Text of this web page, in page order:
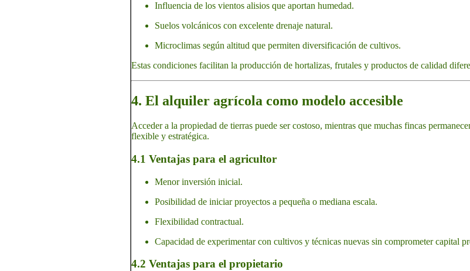
Influencia de los vientos alisios que aportan humedad.
Suelos volcánicos con excelente drenaje natural.
Microclimas según altitud que permiten diversificación de cultivos.
Estas condiciones facilitan la producción de hortalizas, frutales y productos de calidad
4. El alquiler agrícola como modelo accesible
Acceder a la propiedad de tierras puede ser costoso, mientras que muchas fincas
flexible y estratégica.
4.1 Ventajas para el agricultor
Menor inversión inicial.
Posibilidad de iniciar proyectos a pequeña o mediana escala.
Flexibilidad contractual.
Capacidad de experimentar con cultivos y técnicas nuevas sin comprometer capital
4.2 Ventajas para el propietario